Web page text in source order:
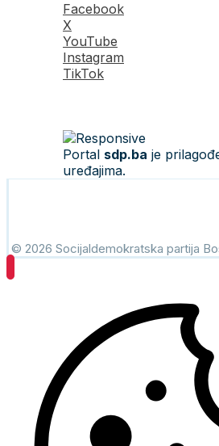
Facebook
X
YouTube
Instagram
TikTok
Portal sdp.ba je
uređajima.
© 2026 Socijaldemokratska partija